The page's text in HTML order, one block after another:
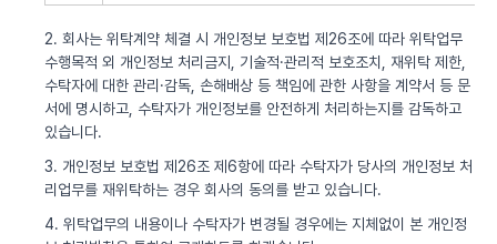
2. 회사는 위탁계약 체결 시 개인정보 보호법 제26조에 따라 위탁업무
수행목적 외 개인정보 처리금지, 기술적·관리적 보호조치, 재위탁 제한,
수탁자에 대한 관리·감독, 손해배상 등 책임에 관한 사항을 계약서 등 문
서에 명시하고, 수탁자가 개인정보를 안전하게 처리하는지를 감독하고
있습니다.
3. 개인정보 보호법 제26조 제6항에 따라 수탁자가 당사의 개인정보 처
리업무를 재위탁하는 경우 회사의 동의를 받고 있습니다.
4. 위탁업무의 내용이나 수탁자가 변경될 경우에는 지체없이 본 개인정